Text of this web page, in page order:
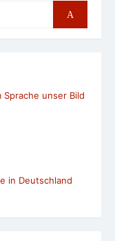
Search
Sprache unser Bild
in Deutschland